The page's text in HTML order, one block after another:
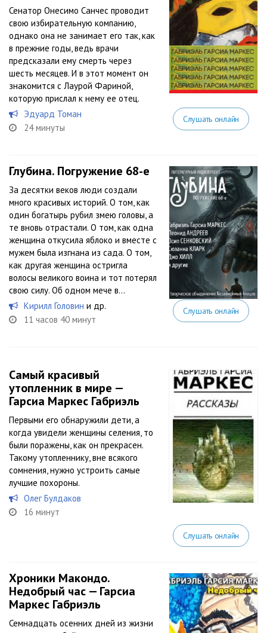
Сенатор Онесимо Санчес проводит
свою избирательную компанию,
однако она не занимает его так, как
в прежние годы, ведь врачи
предсказали ему смерть через
шесть месяцев. И в этот момент он
знакомится с Лаурой Фариной,
которую прислал к нему ее отец.
Эдуард Томан
24 минуты
Слушать онлайн
Глубина. Погружение 68-е
За десятки веков люди создали
много красивых историй. О том, как
один богатырь рубил змею головы, а
те вновь отрастали. О том, как одна
женщина откусила яблоко и вместе с
мужем была изгнана из сада. О том,
как другая женщина остригла
волосы великого воина и тот потерял
свою силу. Об одном мече в...
Кирилл Головин и др.
11 часов 40 минут
Слушать онлайн
Самый красивый
утопленник в мире —
Гарсиа Маркес Габриэль
Первыми его обнаружили дети, а
когда увидели женщины селения, то
были поражены, как он прекрасен.
Такому утопленнику, вне всякого
сомнения, нужно устроить самые
лучшие похороны.
Олег Булдаков
16 минут
Слушать онлайн
Хроники Макондо.
Недобрый час — Гарсиа
Маркес Габриэль
Семнадцать осенних дней из жизни